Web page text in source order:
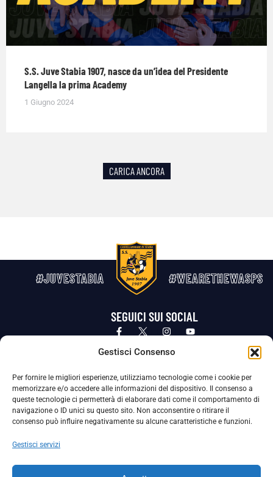
Gestisci Consenso
Per fornire le migliori esperienze, utilizziamo tecnologie come i cookie per
memorizzare e/o accedere alle informazioni del dispositivo. Il consenso a
queste tecnologie ci permetterà di elaborare dati come il comportamento di
navigazione o ID unici su questo sito. Non acconsentire o ritirare il
consenso può influire negativamente su alcune caratteristiche e funzioni.
Gestisci servizi
S.S. Juve Stabia 1907, nasce da un’idea del Presidente
Langella la prima Academy
1 Giugno 2024
CARICA ANCORA
#JUVESTABIA #WEARETHEWASPS
SEGUICI SUI SOCIAL
Privacy Policy Cookie Policy
La Società ha nominato il Responsabile della Protezione dei Dati Personali (DPO), figura specializzata che vigila sulle modalità
adottate dalla nostra Società per tutelare i Suoi dati personali.
Per contattare il DPO può scrivere a